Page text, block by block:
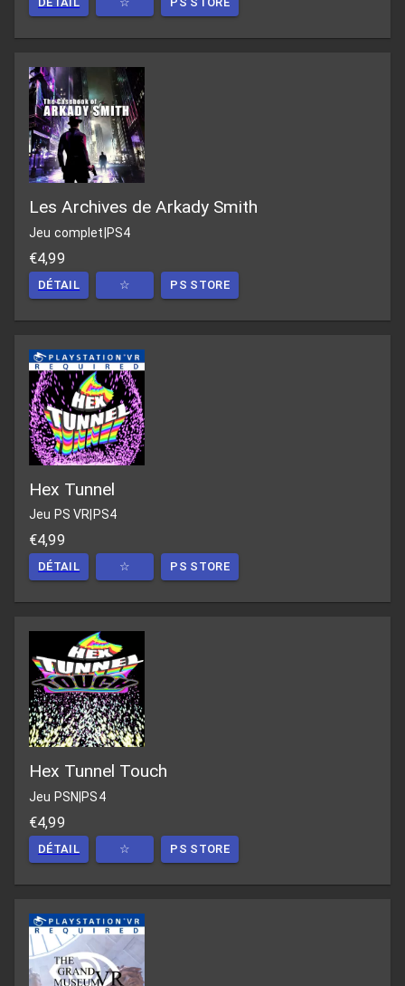
Les Archives de Arkady Smith
Jeu complet PS4
€4,99
DÉTAIL ☆ PS STORE
Hex Tunnel
Jeu PS VR PS4
€4,99
DÉTAIL ☆ PS STORE
Hex Tunnel Touch
Jeu PSN PS4
€4,99
DÉTAIL ☆ PS STORE